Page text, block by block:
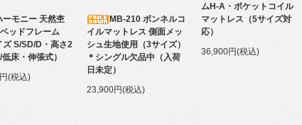
ーモニー 天然杢
ッドフレーム
ズ S/SD/D・高さ2
床・伸張式）
(税込)
MB-210 ボンネルコ
イルマットレス 側面メッ
シュ生地使用（3サイズ）
＊シングル欠品中（入荷
日未定）
23,900円(税込)
ムH-A・ポケットコイル
マットレス（5サイズ対
応）
36,900円(税込)